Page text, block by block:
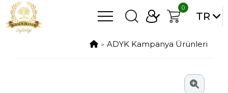
0
TR
ADYK Kampanya Ürünleri